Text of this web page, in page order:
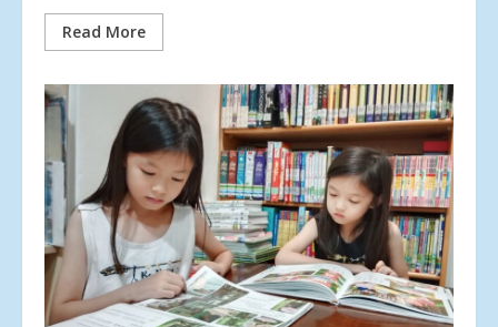
Read More